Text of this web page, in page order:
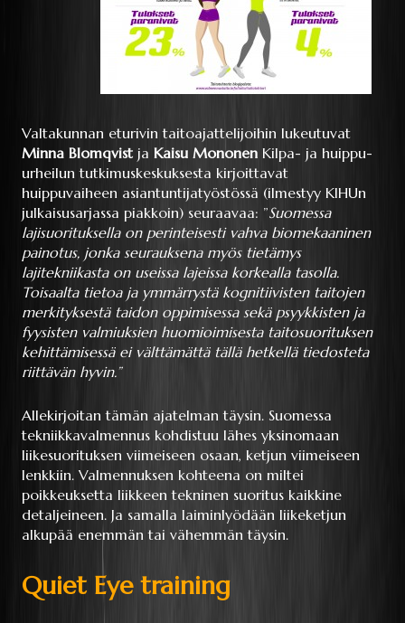
Valtakunnan eturivin taitoajattelijoihin lukeutuvat
Minna Blomqvist ja Kaisu Mononen Kilpa- ja huippu-
urheilun tutkimuskeskuksesta kirjoittavat
huippuvaiheen asiantuntijatyöstössä (ilmestyy KIHUn
julkaisusarjassa piakkoin) seuraavaa: ”Suomessa
lajisuorituksella on perinteisesti vahva biomekaaninen
painotus, jonka seurauksena myös tietämys
lajitekniikasta on useissa lajeissa korkealla tasolla.
Toisaalta tietoa ja ymmärrystä kognitiivisten taitojen
merkityksestä taidon oppimisessa sekä psyykkisten ja
fyysisten valmiuksien huomioimisesta taitosuorituksen
kehittämisessä ei välttämättä tällä hetkellä tiedosteta
riittävän hyvin.”
Allekirjoitan tämän ajatelman täysin. Suomessa
tekniikkavalmennus kohdistuu lähes yksinomaan
liikesuorituksen viimeiseen osaan, ketjun viimeiseen
lenkkiin. Valmennuksen kohteena on miltei
poikkeuksetta liikkeen tekninen suoritus kaikkine
detaljeineen. Ja samalla laiminlyödään liikeketjun
alkupää enemmän tai vähemmän täysin.
Quiet Eye training